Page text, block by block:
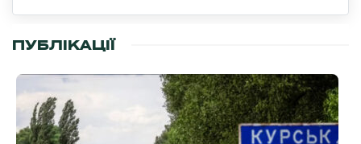
ПУБЛІКАЦІЇ